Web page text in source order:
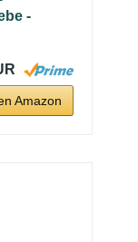
-
Amazon